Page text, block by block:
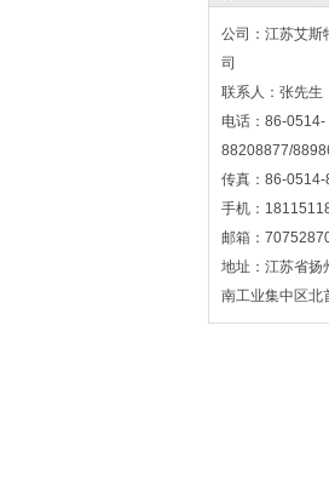
公司：江苏艾斯
司
联系人：张先生
电话：86-0514-
88208877/
传真：86-
手机：
邮箱：
地址：江苏省扬
南工业集中区北